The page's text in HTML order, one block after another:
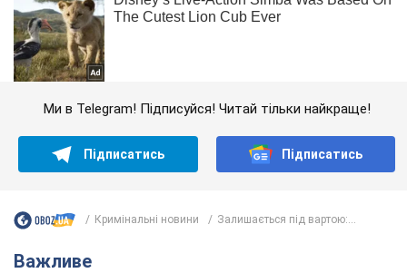
Ми в Telegram! Підписуйся! Читай тільки найкраще!
Підписатись Підписатись
Кримінальні новини Залишається під вартою:...
Важливе